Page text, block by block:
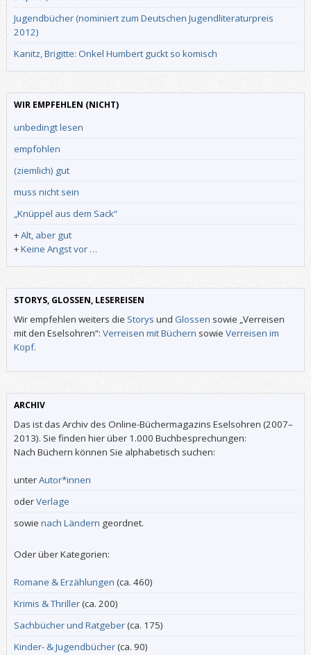
Jugendbücher (nominiert zum Deutschen Jugendliteraturpreis
2012)
Kanitz, Brigitte: Onkel Humbert guckt so komisch
WIR EMPFEHLEN (NICHT)
unbedingt lesen
empfohlen
(ziemlich) gut
muss nicht sein
„Knüppel aus dem Sack“
+Alt, aber gut
+Keine Angst vor …
STORYS, GLOSSEN, LESEREISEN
Wir empfehlen weiters die Storys und Glossen sowie „Verreisen
mit den Eselsohren“: Verreisen mit Büchern sowie Verreisen im
Kopf.
ARCHIV
Das ist das Archiv des Online-Büchermagazins Eselsohren (2007–
2013). Sie finden hier über 1.000 Buchbesprechungen:
Nach Büchern können Sie alphabetisch suchen:
unterAutor*innen
oderVerlage
sowie nach Ländern geordnet.
Oder über Kategorien:
Romane & Erzählungen (ca. 460)
Krimis & Thriller(ca. 200)
Sachbücher und Ratgeber(ca. 175)
Kinder- & Jugendbücher(ca. 90)